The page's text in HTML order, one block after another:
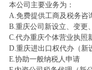
本公司主要业务为：
A.免费提供工商及税务咨
B.重庆公司新设立、变更
C.代办重庆个体营业执照
D.重庆进出口权代办（新
E.协助一般纳税人申请